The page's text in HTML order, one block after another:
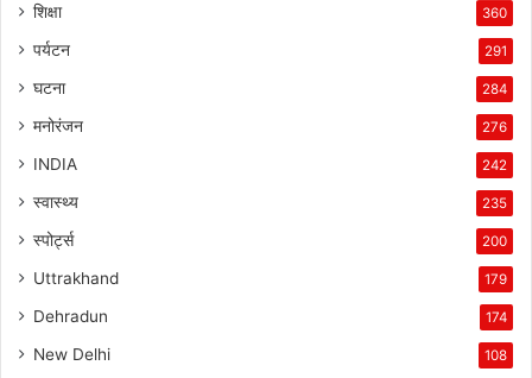
शिक्षा 360
पर्यटन 291
घटना 284
मनोरंजन 276
INDIA 242
स्वास्थ्य 235
स्पोर्ट्स 200
Uttrakhand 179
Dehradun 174
New Delhi 108